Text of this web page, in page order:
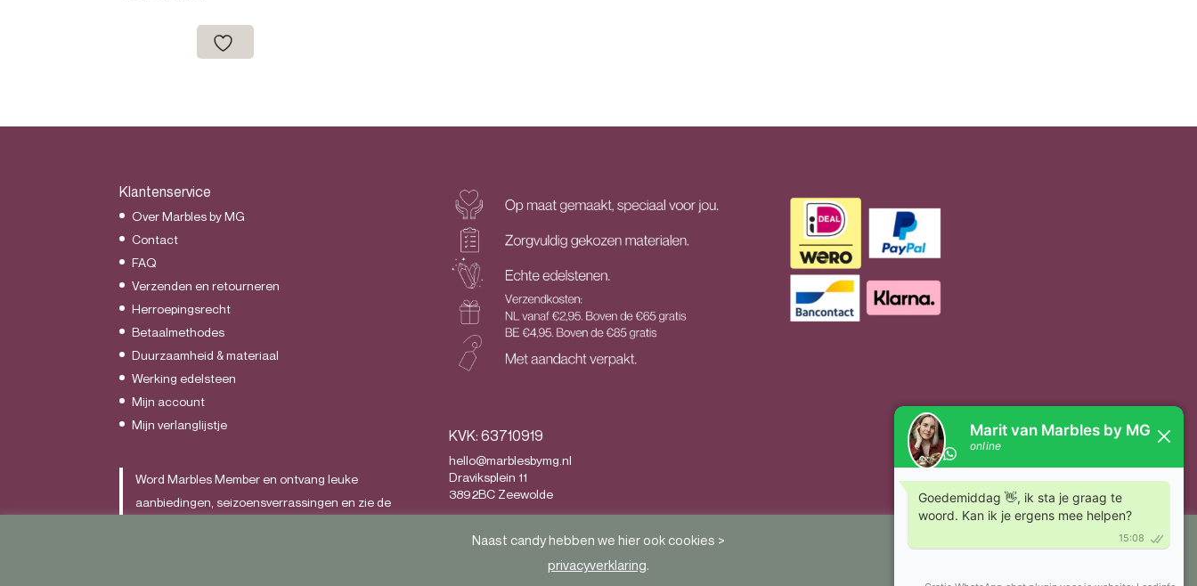
Klantenservice
Over Marbles by MG
Contact
FAQ
Verzenden en retourneren
Herroepingsrecht
Betaalmethodes
Duurzaamheid & materiaal
Werking edelsteen
Mijn account
Mijn verlanglijstje
Word Marbles Member en ontvang leuke
aanbiedingen, seizoensverrassingen en zie de
KVK: 63710919
hello@marblesbymg.nl
Draviksplein 11
3892BC Zeewolde
Naast candy hebben we hier ook cookies >
privacyverklaring.